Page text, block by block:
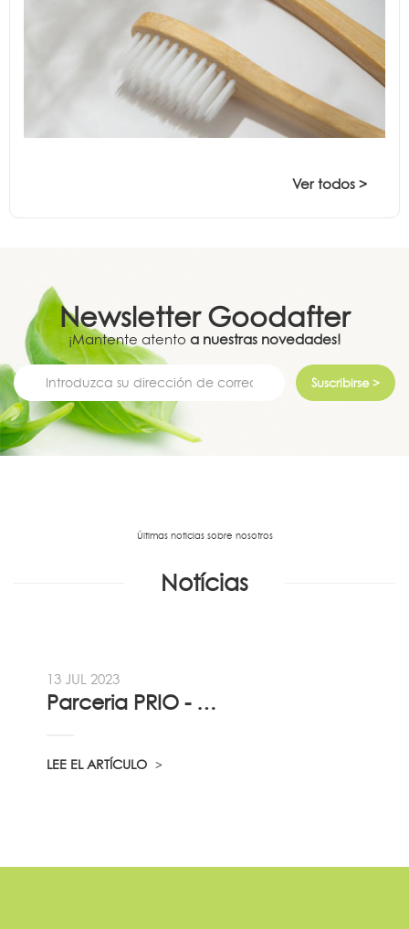
Ver todos >
Newsletter Goodafter
¡Mantente atento a nuestras novedades!
Suscribirse >
Últimas noticias sobre nosotros
Notícias
13 JUL 2023
Parceria PRIO - Viadireta - Goodafter...
LEE EL ARTÍCULO